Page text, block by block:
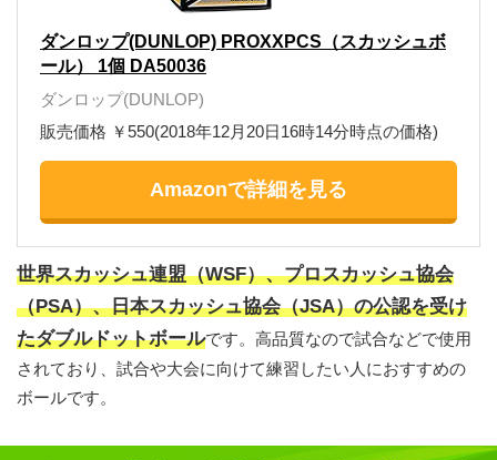
ダンロップ(DUNLOP) PROXXPCS（スカッシュボ
ール） 1個 DA50036
ダンロップ(DUNLOP)
販売価格 ￥550(2018年12月20日16時14分時点の価格)
Amazonで詳細を見る
世界スカッシュ連盟（WSF）、プロスカッシュ協会
（PSA）、日本スカッシュ協会（JSA）の公認を受け
たダブルドットボールです。高品質なので試合などで使用
されており、試合や大会に向けて練習したい人におすすめの
ボールです。